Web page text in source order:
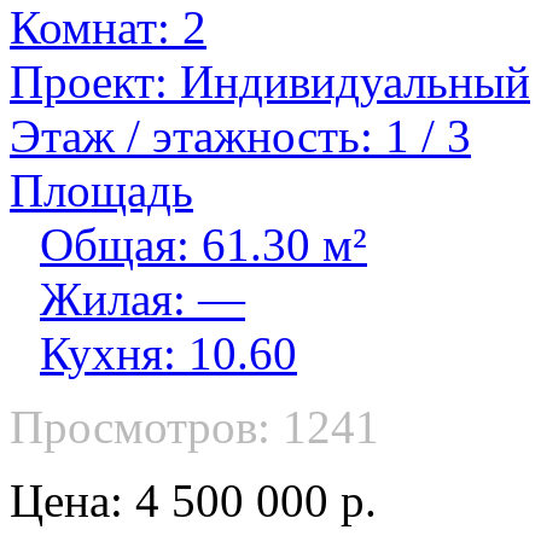
Комнат: 2
Проект: Индивидуальный
Этаж / этажность: 1 / 3
Площадь
Общая: 61.30 м²
Жилая: —
Кухня: 10.60
Просмотров: 1241
Цена: 4 500 000 р.